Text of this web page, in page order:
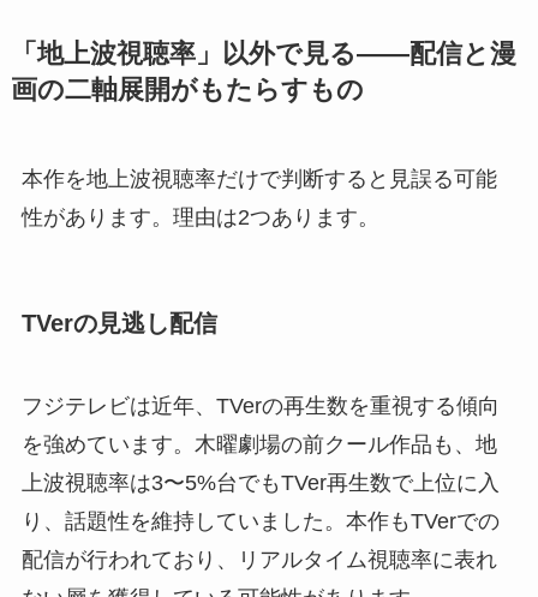
「地上波視聴率」以外で見る——配信と漫
画の二軸展開がもたらすもの
本作を地上波視聴率だけで判断すると見誤る可能
性があります。理由は2つあります。
TVerの見逃し配信
フジテレビは近年、TVerの再生数を重視する傾向
を強めています。木曜劇場の前クール作品も、地
上波視聴率は3〜5%台でもTVer再生数で上位に入
り、話題性を維持していました。本作もTVerでの
配信が行われており、リアルタイム視聴率に表れ